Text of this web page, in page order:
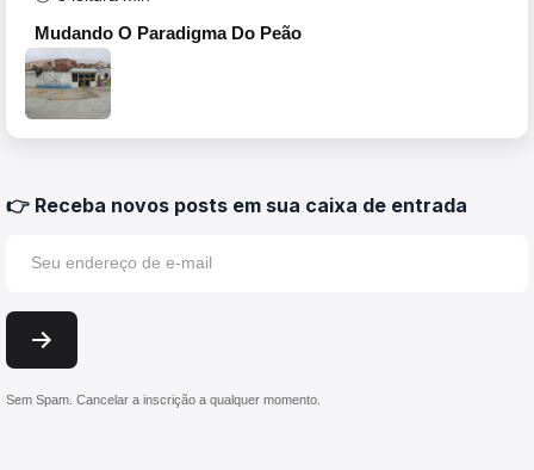
Mudando O Paradigma Do Peão
👉 Receba novos posts em sua caixa de entrada
Sem Spam. Cancelar a inscrição a qualquer momento.